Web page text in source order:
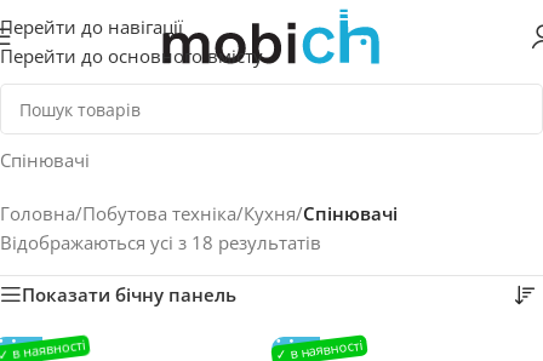
Перейти до навігації
Перейти до основного вмісту
Спінювачі
Головна/Побутова техніка/Кухня/Спінювачі
Відображаються усі з 18 результатів
Показати бічну панель